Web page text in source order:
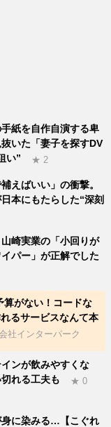
手紙を自作自演する卑
いた「妻子を探すDV
い”
★ 2
えばいい」の衝撃。
本にもたらした“深刻
崎実業の「小回りが
パー」が正解でした
算がない！コードな
るサービスなんて本
社インターパーク
ンが飲みやすくな
れる工夫も
★ 0
に染みる…【こぐれ